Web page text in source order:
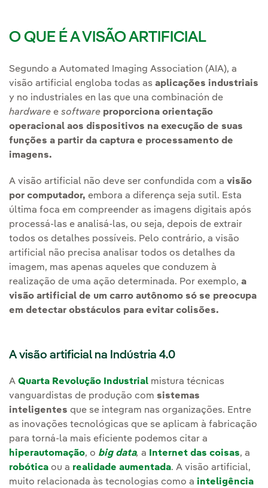
O QUE É A VISÃO ARTIFICIAL
Segundo a Automated Imaging Association (AIA), a
visão artificial engloba todas as aplicações industriais
y no industriales en las que una combinación de
hardware e software proporciona orientação
operacional aos dispositivos na execução de suas
funções a partir da captura e processamento de
imagens.
A visão artificial não deve ser confundida com a visão
por computador, embora a diferença seja sutil. Esta
última foca em compreender as imagens digitais após
processá-las e analisá-las, ou seja, depois de extrair
todos os detalhes possíveis. Pelo contrário, a visão
artificial não precisa analisar todos os detalhes da
imagem, mas apenas aqueles que conduzem à
realização de uma ação determinada. Por exemplo, a
visão artificial de um carro autônomo só se preocupa
em detectar obstáculos para evitar colisões.
A visão artificial na Indústria 4.0
A Quarta Revolução Industrial mistura técnicas
vanguardistas de produção com sistemas
inteligentes que se integram nas organizações. Entre
as inovações tecnológicas que se aplicam à fabricação
para torná-la mais eficiente podemos citar a
hiperautomação, o big data, a Internet das coisas, a
robótica ou a realidade aumentada. A visão artificial,
muito relacionada às tecnologias como a inteligência